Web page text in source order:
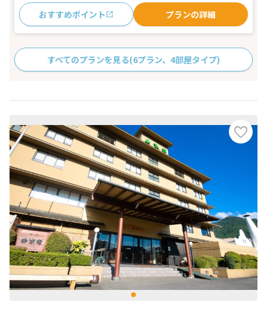
おすすめポイント プランの詳細
すべてのプランを見る(6プラン、4部屋タイプ)